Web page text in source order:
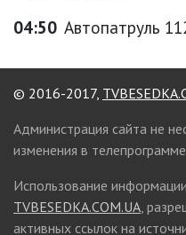
04:50 Автопатруль
© 2016-2017,
Администрация сайта не
изменения в
Использование
TVBESEDKA.COM.UA,
активных ссылок на